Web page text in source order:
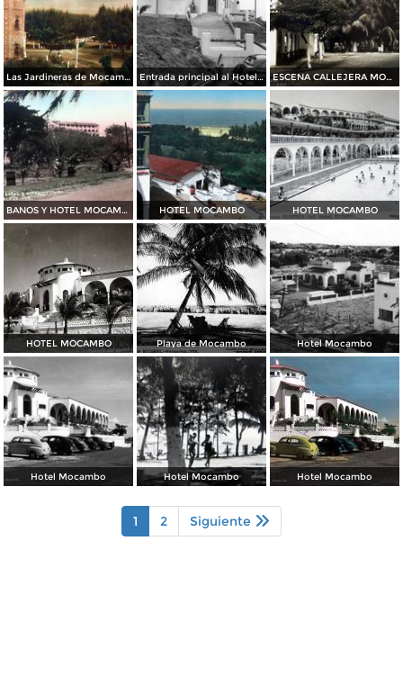
Las Jardineras de Mocambo Entrada principal al Hotel Mocambo ESCENA CALLEJERA MOCAMBO
BANOS Y HOTEL MOCAMBO HOTEL MOCAMBO HOTEL MOCAMBO
HOTEL MOCAMBO Playa de Mocambo Hotel Mocambo
Hotel Mocambo Hotel Mocambo Hotel Mocambo
1 2 Siguiente